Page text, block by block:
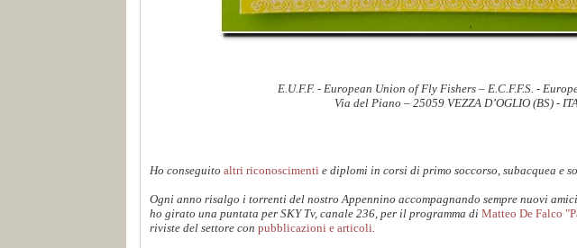
E.U.F.F. - European Union of Fly Fishers – E.C.F.F.S. -
Via del Piano – 25059 VEZZA D’OGLIO (BS) -
Ho conseguito altri riconoscimenti e diplomi in corsi di primo soccorso, subacquea e
Ogni anno risalgo i torrenti del nostro Appennino accompagnando sempre nuovi
ho girato una puntata per SKY Tv, canale 236, per il programma di Matteo De Falco
riviste del settore con pubblicazioni e articoli